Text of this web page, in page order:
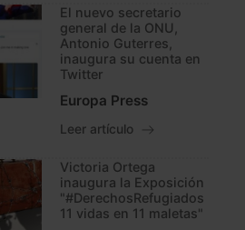
El nuevo secretario
general de la ONU,
Antonio Guterres,
inaugura su cuenta en
Twitter
Europa Press
Leer artículo
Victoria Ortega
inaugura la Exposición
"#DerechosRefugiados
11 vidas en 11 maletas"